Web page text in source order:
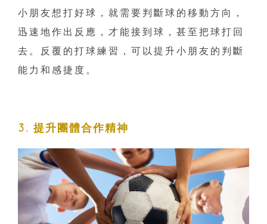
小朋友想打好球，就需要判斷球的移動方向，
迅速地作出反應，才能接到球，甚至把球打回
去。反覆的打球練習，可以提升小朋友的判斷
能力和感捷度。
3. 提升團體合作精神